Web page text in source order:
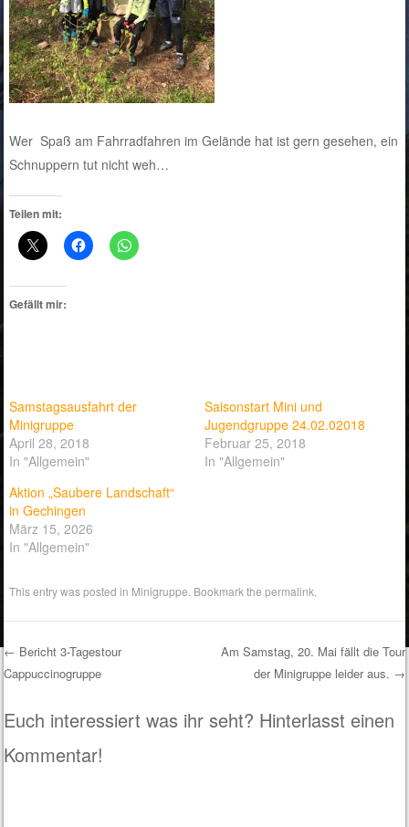
Wer Spaß am Fahrradfahren im Gelände hat ist gern gesehen, ein
Schnuppern tut nicht weh…
Teilen mit:
Gefällt mir:
Samstagsausfahrt der
Minigruppe
April 28, 2018
In "Allgemein"
Saisonstart Mini und
Jugendgruppe 24.02.02018
Februar 25, 2018
In "Allgemein"
Aktion „Saubere Landschaft“
in Gechingen
März 15, 2026
In "Allgemein"
This entry was posted in Minigruppe . Bookmark thepermalink
Post navigation
← Bericht 3-Tagestour
Cappuccinogruppe
Am Samstag, 20. Mai fällt die Tour
der Minigruppe leider aus. →
Euch interessiert was ihr seht? Hinterlasst einen
Kommentar!